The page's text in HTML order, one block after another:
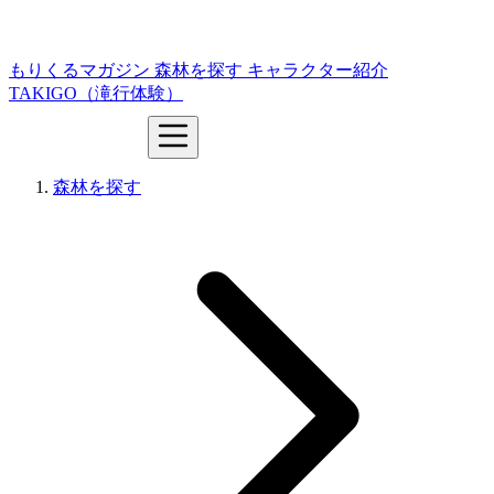
もりくるマガジン 森林を探す キャラクター紹介
TAKIGO（滝行体験）
森林を探す